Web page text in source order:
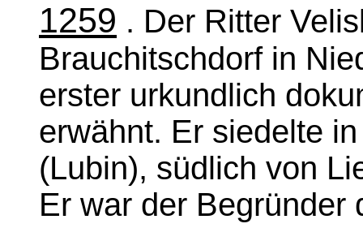
1259 . Der Ritter
Brauchitschdorf in
erster urkundlich
erwähnt. Er siedelte
(Lubin), südlich von
Er war der Begründer